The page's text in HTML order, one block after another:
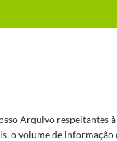
Arquivo
o volume de